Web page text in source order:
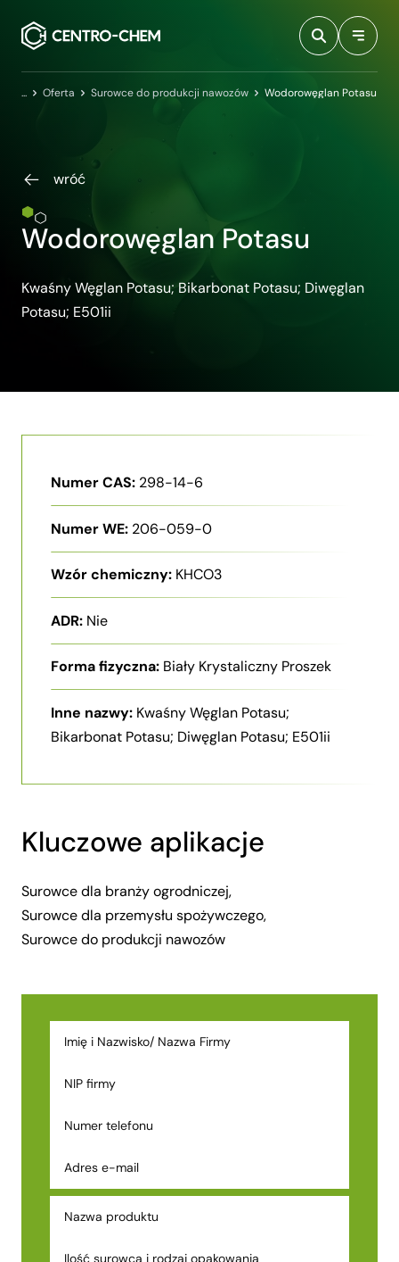
Centro-Chem
Oferta Surowce do produkcji nawozów Wodorowęglan Potasu
wróć
Wodorowęglan Potasu
Kwaśny Węglan Potasu; Bikarbonat Potasu; Diwęglan
Potasu; E501ii
Numer CAS: 298-14-6
Numer WE: 206-059-0
Wzór chemiczny: KHCO3
ADR: Nie
Forma fizyczna: Biały Krystaliczny Proszek
Inne nazwy: Kwaśny Węglan Potasu;
Bikarbonat Potasu; Diwęglan Potasu; E501ii
Kluczowe aplikacje
Surowce dla branży ogrodniczej,
Surowce dla przemysłu spożywczego,
Surowce do produkcji nawozów